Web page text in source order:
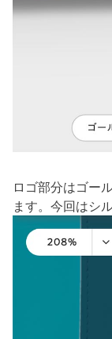
ロゴ部分はゴー
ます。今回はシ